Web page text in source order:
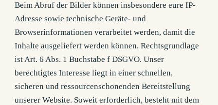
Beim Abruf der Bilder können insbesondere eure IP-
Adresse sowie technische Geräte- und
Browserinformationen verarbeitet werden, damit die
Inhalte ausgeliefert werden können. Rechtsgrundlage
ist Art. 6 Abs. 1 Buchstabe f DSGVO. Unser
berechtigtes Interesse liegt in einer schnellen,
sicheren und ressourcenschonenden Bereitstellung
unserer Website. Soweit erforderlich, besteht mit dem